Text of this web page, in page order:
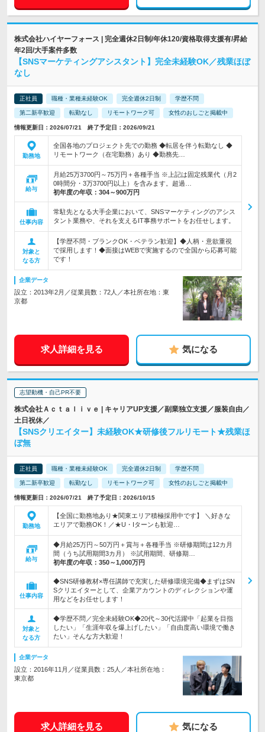
株式会社ハイヤーフォース | 完全週休2日制/年休120/資格取得支援有/昇給
年2回/大手案件多数
【SNSマーケティングアシスタント】完全未経験OK／残業ほぼ
なし
正社員 職種・業種未経験OK 完全週休2日制 学歴不問
第二新卒歓迎 転勤なし リモートワーク可 女性のおしごと掲載中
情報更新日：2026/07/21 終了予定日：2026/09/21
勤務地
全国各地のプロジェクト先での勤務 ◆転居を伴う転勤なし ◆
リモートワーク（在宅勤務）あり ◆勤務先…
給与
月給25万3700円～75万円＋各種手当 ※上記は固定残業代（月2
0時間分・3万3700円以上）を含みます。超過…
初年度の年収： 304～900万円
仕事内容
常駐先となる大手企業において、SNSマーケティングのアシス
タント業務や、それを支えるIT事務サポートをお任せします。
対象と
なる方
【学歴不問・ブランクOK・ベテラン歓迎】◆人柄・意欲重視
で採用します！◆面接はWEBで実施するので全国から応募可能
です！
企業データ
設立：2013年2月／従業員数：72人／本社所在地：東
京都
求人詳細を見る 気になる
志望動機・自己PR不要
株式会社Ａｃｔａｌｉｖｅ | キャリアUP支援／副業独立支援／服装自由／
土日祝休／
【SNSクリエイター】未経験OK★研修後フルリモート★残業ほ
ぼ無
正社員 職種・業種未経験OK 完全週休2日制 学歴不問
第二新卒歓迎 転勤なし リモートワーク可 女性のおしごと掲載中
情報更新日：2026/07/21 終了予定日：2026/10/15
勤務地
【全国に勤務地あり★関東エリア積極採用中です】 ＼好きな
エリアで勤務OK！／★U・Iターンも歓迎…
給与
◆月給25万円～50万円＋賞与＋各種手当 ※研修期間は12カ月
間（うち試用期間3カ月） ※試用期間、研修期…
初年度の年収： 350～1,000万円
仕事内容
◆SNS研修教材×専任講師で充実した研修環境完備◆まずはSN
Sクリエイターとして、企業アカウントのディレクションや運
用などをお任せします！
対象と
なる方
◆学歴不問／完全未経験OK◆20代～30代活躍中「起業を目指
したい」「生涯年収を爆上げしたい」「自由度高い環境で働き
たい」そんな方大歓迎！
企業データ
設立：2016年11月／従業員数：25人／本社所在地：
東京都
求人詳細を見る 気になる